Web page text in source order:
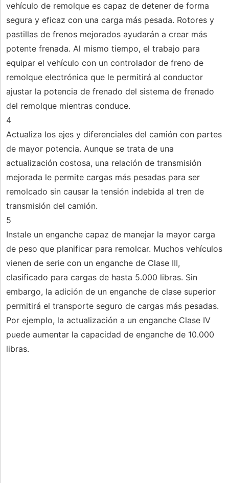
vehículo de remolque es capaz de detener de forma
segura y eficaz con una carga más pesada. Rotores y
pastillas de frenos mejorados ayudarán a crear más
potente frenada. Al mismo tiempo, el trabajo para
equipar el vehículo con un controlador de freno de
remolque electrónica que le permitirá al conductor
ajustar la potencia de frenado del sistema de frenado
del remolque mientras conduce.
4
Actualiza los ejes y diferenciales del camión con partes
de mayor potencia. Aunque se trata de una
actualización costosa, una relación de transmisión
mejorada le permite cargas más pesadas para ser
remolcado sin causar la tensión indebida al tren de
transmisión del camión.
5
Instale un enganche capaz de manejar la mayor carga
de peso que planificar para remolcar. Muchos vehículos
vienen de serie con un enganche de Clase III,
clasificado para cargas de hasta 5.000 libras. Sin
embargo, la adición de un enganche de clase superior
permitirá el transporte seguro de cargas más pesadas.
Por ejemplo, la actualización a un enganche Clase IV
puede aumentar la capacidad de enganche de 10.000
libras.